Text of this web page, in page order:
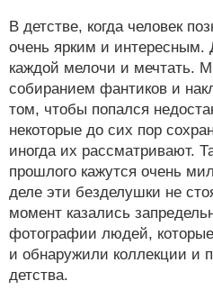
В детстве, когда человек
очень ярким и интересным.
каждой мелочи и мечтать.
собиранием фантиков и
том, чтобы попался
некоторые до сих пор
иногда их рассматривают.
прошлого кажутся очень
деле эти безделушки не
момент казались
фотографии людей,
и обнаружили коллекции и
детства.